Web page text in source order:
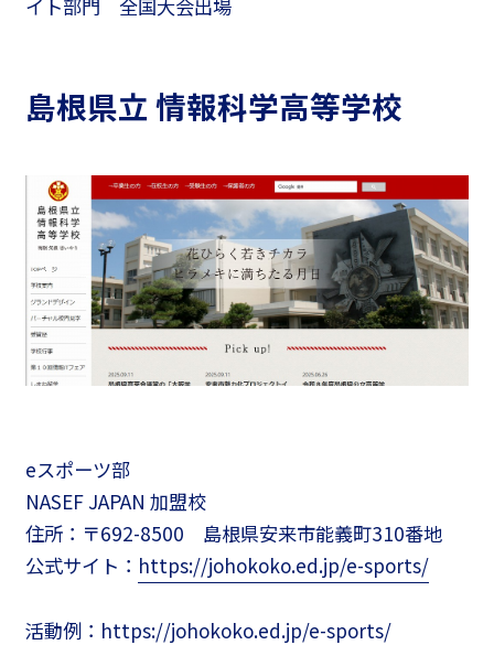
イト部門 全国大会出場
島根県立 情報科学高等学校
eスポーツ部
NASEF JAPAN 加盟校
住所：〒692-8500 島根県安来市能義町310番地
公式サイト： https://johokoko.ed.jp/e-sports/
活動例： https://johokoko.ed.jp/e-sports/